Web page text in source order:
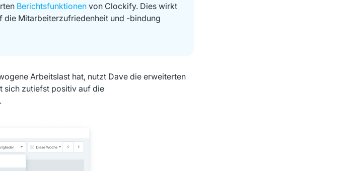
Berichtsfunktionen von Clockify. Dies wirkt
die Mitarbeiterzufriedenheit und -bindung
Arbeitslast hat, nutzt Dave die erweiterten
sich zutiefst positiv auf die